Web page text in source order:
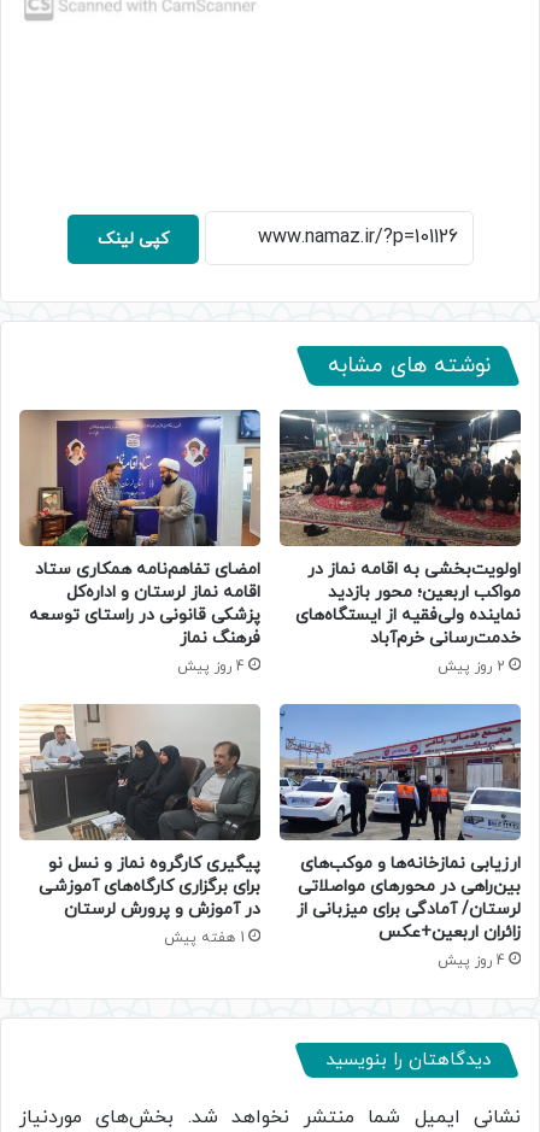
کپی لینک
نوشته های مشابه
اولویت‌بخشی به اقامه نماز در
مواکب اربعین؛ محور بازدید
نماینده ولی‌فقیه از ایستگاه‌های
خدمت‌رسانی خرم‌آباد
2 روز پیش
امضای تفاهم‌نامه همکاری ستاد
اقامه نماز لرستان و اداره‌کل
پزشکی قانونی در راستای توسعه
فرهنگ نماز
4 روز پیش
ارزیابی نمازخانه‌ها و موکب‌های
بین‌راهی در محورهای مواصلاتی
لرستان/ آمادگی برای میزبانی از
زائران اربعین+عکس
4 روز پیش
پیگیری کارگروه نماز و نسل نو
برای برگزاری کارگاه‌های آموزشی
در آموزش و پرورش لرستان
1 هفته پیش
دیدگاهتان را بنویسید
نشانی ایمیل شما منتشر نخواهد شد. بخش‌های موردنیاز